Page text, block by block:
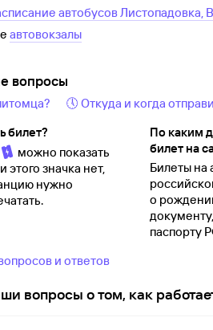
автобусовЛистопадовка,
автовокзалы
вопросы
🕔 Откуда и когда
билет?
можно показать
этого значка нет,
нужно
По каким
билет на
Билеты на
о
паспорту
и ответов
вопросы о том, как